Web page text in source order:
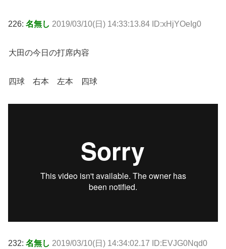
226: 名無し 2019/03/10(日) 14:33:13.84 ID:xHjYOeIg0
大田の今日の打席内容
四球 右本 左本 四球
232: 名無し 2019/03/10(日) 14:34:02.17 ID:EVJG0Nqd0